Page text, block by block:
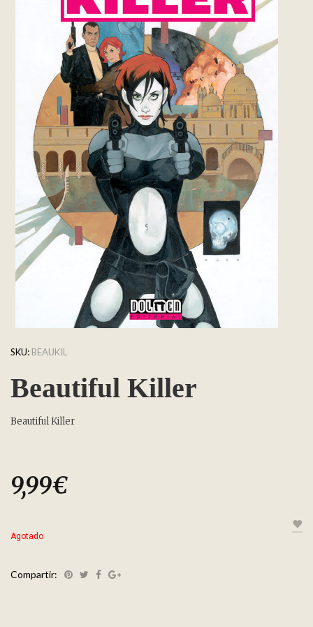
SKU: BEAUKIL
Beautiful Killer
Beautiful Killer
9,99€
Agotado
Compartir: